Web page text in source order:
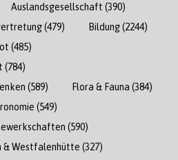
Auslandsgesellschaft (390)
(479) Bildung(2244)
(485)
(784)
(589) Flora & Fauna (384)
(549)
(590)
& Westfalenhütte (327)